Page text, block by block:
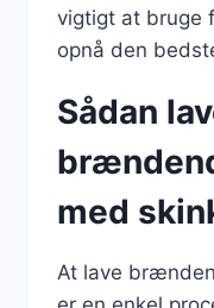
vigtigt at bruge
opnå den
Sådan
med
At lave